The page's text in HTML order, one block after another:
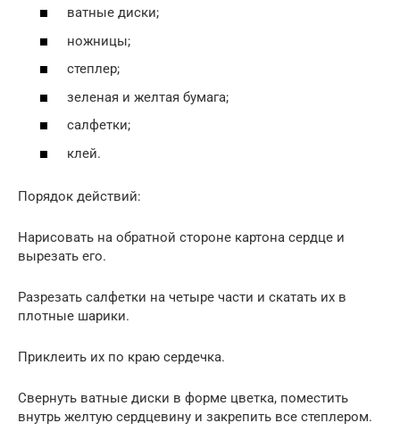
ватные диски;
ножницы;
степлер;
зеленая и желтая бумага;
салфетки;
клей.
Порядок действий:
Нарисовать на обратной стороне картона сердце и
вырезать его.
Разрезать салфетки на четыре части и скатать их в
плотные шарики.
Приклеить их по краю сердечка.
Свернуть ватные диски в форме цветка, поместить
внутрь желтую сердцевину и закрепить все степлером.